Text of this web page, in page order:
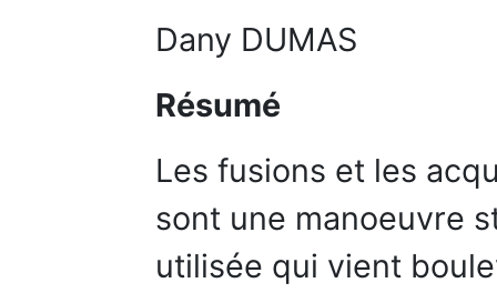
Dany DUMAS
Résumé
Les fusions et les
sont une manoeuvre
utilisée qui vient